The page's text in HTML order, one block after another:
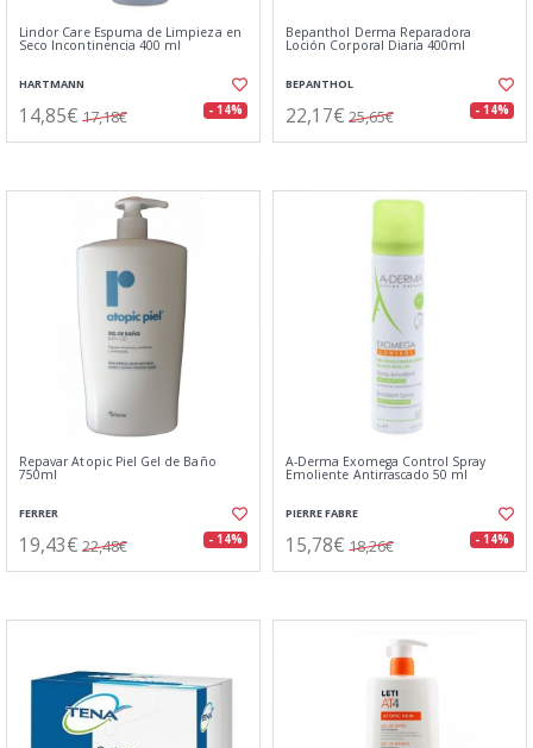
Lindor Care Espuma de Limpieza en
Seco Incontinencia 400 ml
HARTMANN
14,85€ 17,18€ - 14%
Bepanthol Derma Reparadora
Loción Corporal Diaria 400ml
BEPANTHOL
22,17€ 25,65€ - 14%
Repavar Atopic Piel Gel de Baño
750ml
FERRER
19,43€ 22,48€ - 14%
A-Derma Exomega Control Spray
Emoliente Antirrascado 50 ml
PIERRE FABRE
15,78€ 18,26€ - 14%